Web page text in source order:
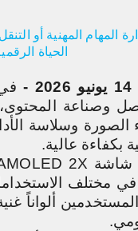
المهام المهنية أو
الحياة
وصناعة
الصورة وسلاسة
بكفاءة عالية.
شاشة 2X
مختلف
ألواناً
.